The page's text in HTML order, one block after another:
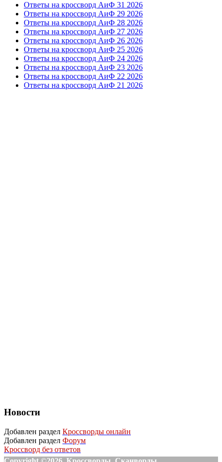
Ответы на кроссворд АиФ 31 2026
Ответы на кроссворд АиФ 29 2026
Ответы на кроссворд АиФ 28 2026
Ответы на кроссворд АиФ 27 2026
Ответы на кроссворд АиФ 26 2026
Ответы на кроссворд АиФ 25 2026
Ответы на кроссворд АиФ 24 2026
Ответы на кроссворд АиФ 23 2026
Ответы на кроссворд АиФ 22 2026
Ответы на кроссворд АиФ 21 2026
Новости
Добавлен раздел Кроссворды онлайн
Добавлен раздел Форум
Кроссворд без ответов